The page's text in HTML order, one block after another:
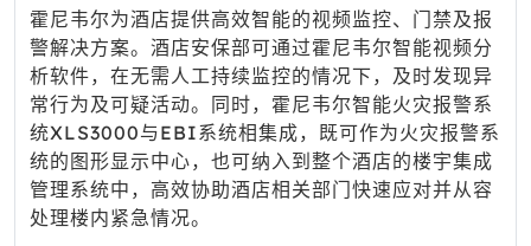
霍尼韦尔为酒店提供高效智能的视频监控、门禁及报
警解决方案。酒店安保部可通过霍尼韦尔智能视频分
析软件，在无需人工持续监控的情况下，及时发现异
常行为及可疑活动。同时，霍尼韦尔智能火灾报警系
统XLS3000与EBI系统相集成，既可作为火灾报警系
统的图形显示中心，也可纳入到整个酒店的楼宇集成
管理系统中，高效协助酒店相关部门快速应对并从容
处理楼内紧急情况。